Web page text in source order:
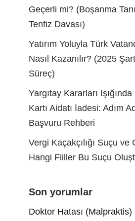
Geçerli mi? (Boşanma
Tenfiz Davası)
Yatırım Yoluyla Türk
Nasıl Kazanılır? (2025
Süreç)
Yargıtay Kararları
Kartı Aidatı İadesi: Adım
Başvuru Rehberi
Vergi Kaçakçılığı Suçu ve
Hangi Fiiller Bu Suçu
Son yorumlar
Doktor Hatası (Malpraktis)